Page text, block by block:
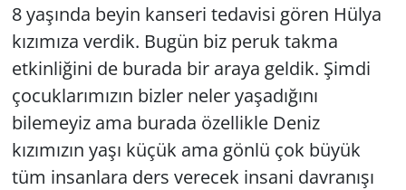
8 yaşında beyin kanseri tedavisi gören Hülya
kızımıza verdik. Bugün biz peruk takma
etkinliğini de burada bir araya geldik. Şimdi
çocuklarımızın bizler neler yaşadığını
bilemeyiz ama burada özellikle Deniz
kızımızın yaşı küçük ama gönlü çok büyük
tüm insanlara ders verecek insani davranışı